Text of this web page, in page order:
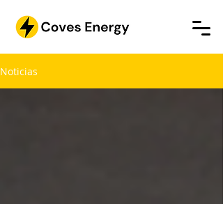
Noticias